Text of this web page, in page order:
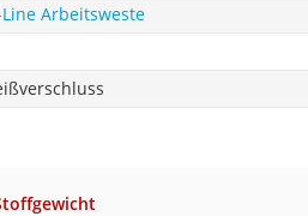
Arbeitsweste